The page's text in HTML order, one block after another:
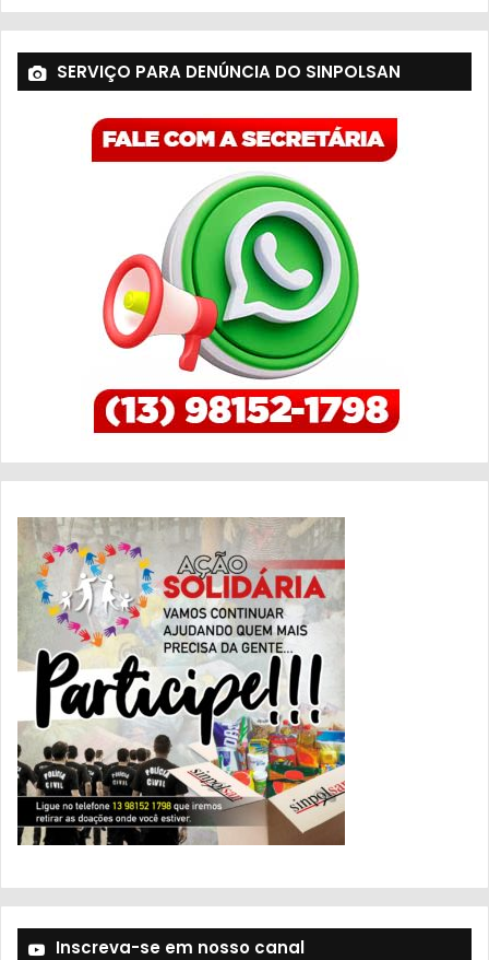
SERVIÇO PARA DENÚNCIA DO SINPOLSAN
Inscreva-se em nosso canal